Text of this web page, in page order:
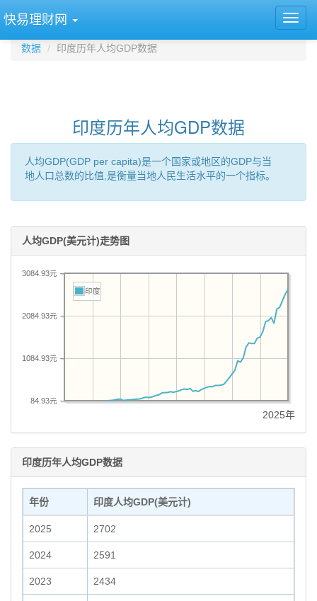
快易理财网
数据 印度历年人均GDP数据
印度历年人均GDP数据
人均GDP(GDP per capita)是一个国家或地区的GDP与当
地人口总数的比值,是衡量当地人民生活水平的一个指标。
人均GDP(美元计)走势图
84.93元
1084.93元
2084.93元
3084.93元
印度
2025年
印度历年人均GDP数据
年份 印度人均GDP(美元计)
2025 2702
2024 2591
2023 2434